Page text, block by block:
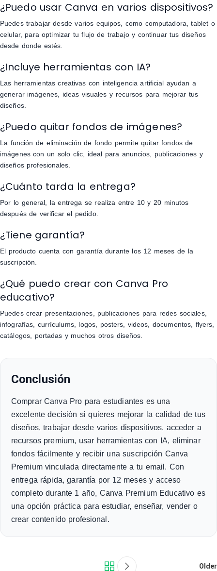
¿Puedo usar Canva en varios dispositivos?
Puedes trabajar desde varios equipos, como computadora, tablet o
celular, para optimizar tu flujo de trabajo y continuar tus diseños
desde donde estés.
¿Incluye herramientas con IA?
Las herramientas creativas con inteligencia artificial ayudan a
generar imágenes, ideas visuales y recursos para mejorar tus
diseños.
¿Puedo quitar fondos de imágenes?
La función de eliminación de fondo permite quitar fondos de
imágenes con un solo clic, ideal para anuncios, publicaciones y
diseños profesionales.
¿Cuánto tarda la entrega?
Por lo general, la entrega se realiza entre 10 y 20 minutos
después de verificar el pedido.
¿Tiene garantía?
El producto cuenta con garantía durante los 12 meses de la
suscripción.
¿Qué puedo crear con Canva Pro
educativo?
Puedes crear presentaciones, publicaciones para redes sociales,
infografías, currículums, logos, posters, videos, documentos, flyers,
catálogos, portadas y muchos otros diseños.
Conclusión
Comprar Canva Pro para estudiantes es una
excelente decisión si quieres mejorar la calidad de tus
diseños, trabajar desde varios dispositivos, acceder a
recursos premium, usar herramientas con IA, eliminar
fondos fácilmente y recibir una suscripción Canva
Premium vinculada directamente a tu email. Con
entrega rápida, garantía por 12 meses y acceso
completo durante 1 año, Canva Premium Educativo es
una opción práctica para estudiar, enseñar, vender o
crear contenido profesional.
Older